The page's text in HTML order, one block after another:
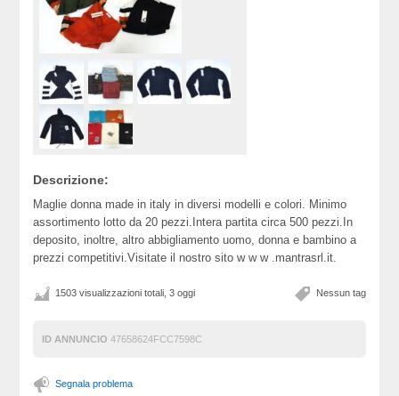
Descrizione:
Maglie donna made in italy in diversi modelli e colori. Minimo
assortimento lotto da 20 pezzi.Intera partita circa 500 pezzi.In
deposito, inoltre, altro abbigliamento uomo, donna e bambino a
prezzi competitivi.Visitate il nostro sito w w w .mantrasrl.it.
Nessun tag
1503 visualizzazioni totali, 3 oggi
ID ANNUNCIO 47658624FCC7598C
Segnala problema